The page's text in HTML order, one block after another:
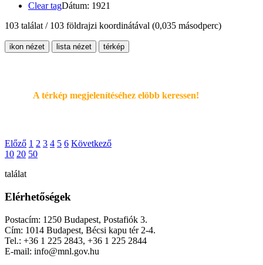
Clear tagDátum: 1921
103 találat / 103 földrajzi koordinátával (0,035 másodperc)
ikon nézet lista nézet térkép
A térkép megjelenítéséhez elöbb keressen!
Előző 1 2 3 4 5 6 Következő
10 20 50
találat
Elérhetőségek
Postacím: 1250 Budapest, Postafiók 3.
Cím: 1014 Budapest, Bécsi kapu tér 2-4.
Tel.: +36 1 225 2843, +36 1 225 2844
E-mail: info@mnl.gov.hu